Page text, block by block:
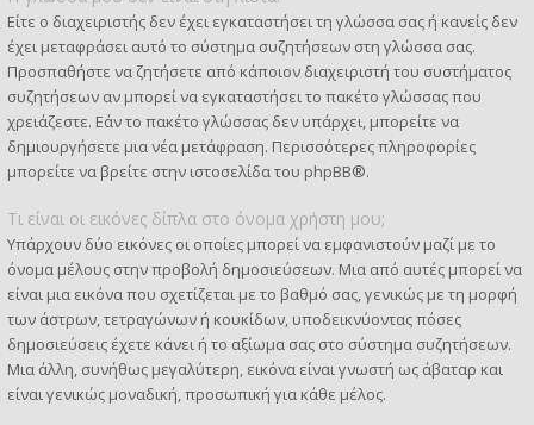
Είτε ο διαχειριστής δεν έχει εγκαταστήσει τη γλώσσα σας ή κανείς δεν
έχει μεταφράσει αυτό το σύστημα συζητήσεων στη γλώσσα σας.
Προσπαθήστε να ζητήσετε από κάποιον διαχειριστή του συστήματος
συζητήσεων αν μπορεί να εγκαταστήσει το πακέτο γλώσσας που
χρειάζεστε. Εάν το πακέτο γλώσσας δεν υπάρχει, μπορείτε να
δημιουργήσετε μια νέα μετάφραση. Περισσότερες πληροφορίες
μπορείτε να βρείτε στην ιστοσελίδα του phpBB®.
Τι είναι οι εικόνες δίπλα στο όνομα χρήστη μου;
Υπάρχουν δύο εικόνες οι οποίες μπορεί να εμφανιστούν μαζί με το
όνομα μέλους στην προβολή δημοσιεύσεων. Μια από αυτές μπορεί να
είναι μια εικόνα που σχετίζεται με το βαθμό σας, γενικώς με τη μορφή
των άστρων, τετραγώνων ή κουκίδων, υποδεικνύοντας πόσες
δημοσιεύσεις έχετε κάνει ή το αξίωμα σας στο σύστημα συζητήσεων.
Μια άλλη, συνήθως μεγαλύτερη, εικόνα είναι γνωστή ως άβαταρ και
είναι γενικώς μοναδική, προσωπική για κάθε μέλος.